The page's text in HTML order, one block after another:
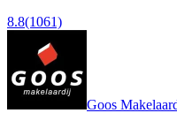
8.8(1061)
Goos